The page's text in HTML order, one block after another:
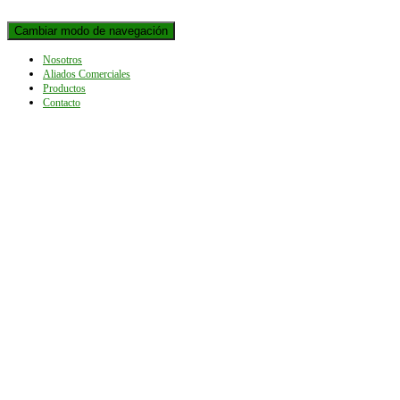
Cambiar modo de navegación
Nosotros
Aliados Comerciales
Productos
Contacto